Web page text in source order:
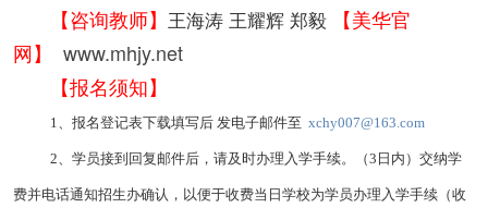
【咨询教师】 王海涛 王耀辉 郑毅
【美华官
网】 www.mhjy.net
【报名须知】
1、报名登记表下载填写后 发电子邮件至 xchy007@163.com
2、学员接到回复邮件后，请及时办理入学手续。（3日内）交纳学
费并电话通知招生办确认，以便于收费当日学校为学员办理入学手续（收